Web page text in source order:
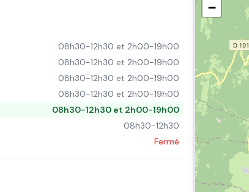
08h30-12h30 et 2h00-19h00
08h30-12h30 et 2h00-19h00
08h30-12h30 et 2h00-19h00
08h30-12h30 et 2h00-19h00
08h30-12h30 et 2h00-19h00
08h30-12h30
Fermé
−